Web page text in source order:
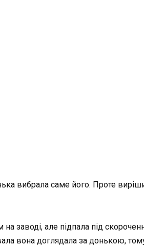
вибрала саме його. Проте
заводі, але підпала під
вона доглядала за донькою,